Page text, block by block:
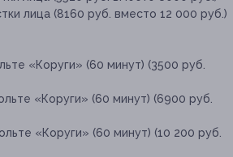
лица (8160 руб. вместо 12 000 руб.)
«Коруги» (60 минут) (3500 руб.
«Коруги» (60 минут) (6900 руб.
«Коруги» (60 минут) (10 200 руб.